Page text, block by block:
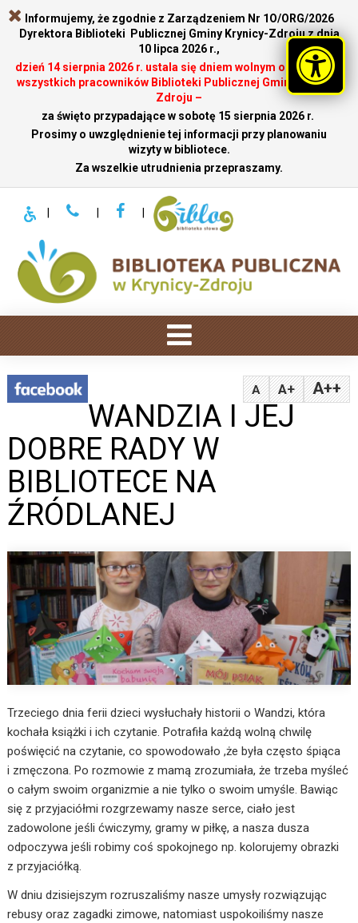
Informujemy, że zgodnie z Zarządzeniem Nr 1O/ORG/2026
Dyrektora Biblioteki Publicznej Gminy Krynicy-Zdroju z dnia
10 lipca 2026 r.,
dzień 14 sierpnia 2026 r. ustala się dniem wolnym od pracy dla
wszystkich pracowników Biblioteki Publicznej Gminy Krynicy-
Zdroju –
za święto przypadające w sobotę 15 sierpnia 2026 r.
Prosimy o uwzględnienie tej informacji przy planowaniu
wizyty w bibliotece.
Za wszelkie utrudnienia przepraszamy.
A A+ A++
WANDZIA I JEJ
DOBRE RADY W
BIBLIOTECE NA
ŹRÓDLANEJ
Trzeciego dnia ferii dzieci wysłuchały historii o Wandzi, która
kochała książki i ich czytanie. Potrafiła każdą wolną chwilę
poświęcić na czytanie, co spowodowało ,że była często śpiąca
i zmęczona. Po rozmowie z mamą zrozumiała, że trzeba myśleć
o całym swoim organizmie a nie tylko o swoim umyśle. Bawiąc
się z przyjaciółmi rozgrzewamy nasze serce, ciało jest
zadowolone jeśli ćwiczymy, gramy w piłkę, a nasza dusza
odpoczywa jeśli robimy coś spokojnego np. kolorujemy obrazki
z przyjaciółką.
W dniu dzisiejszym rozruszaliśmy nasze umysły rozwiązując
rebusy oraz zagadki zimowe, natomiast uspokoiliśmy nasze